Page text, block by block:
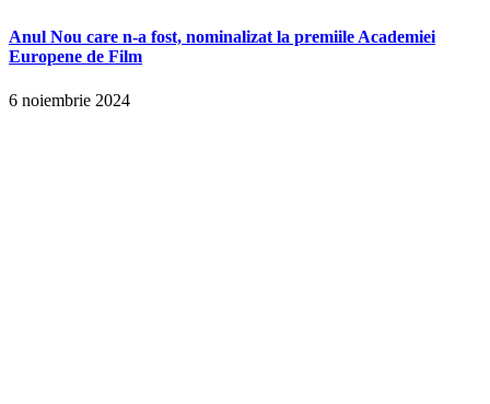
Anul Nou care n-a fost, nominalizat la premiile Academiei
Europene de Film
6 noiembrie 2024